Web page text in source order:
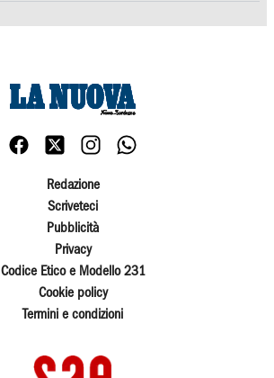
Redazione
Scriveteci
Pubblicità
Privacy
Codice Etico e Modello 231
Cookie policy
Termini e condizioni